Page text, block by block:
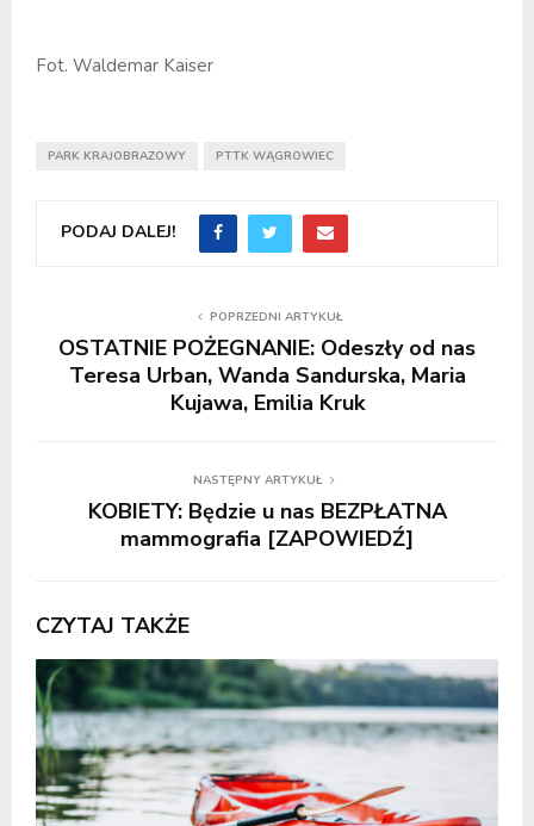
Fot. Waldemar Kaiser
PARK KRAJOBRAZOWY PTTK WĄGROWIEC
PODAJ DALEJ!
POPRZEDNI ARTYKUŁ
OSTATNIE POŻEGNANIE: Odeszły od nas
Teresa Urban, Wanda Sandurska, Maria
Kujawa, Emilia Kruk
NASTĘPNY ARTYKUŁ
KOBIETY: Będzie u nas BEZPŁATNA
mammografia [ZAPOWIEDŹ]
CZYTAJ TAKŻE